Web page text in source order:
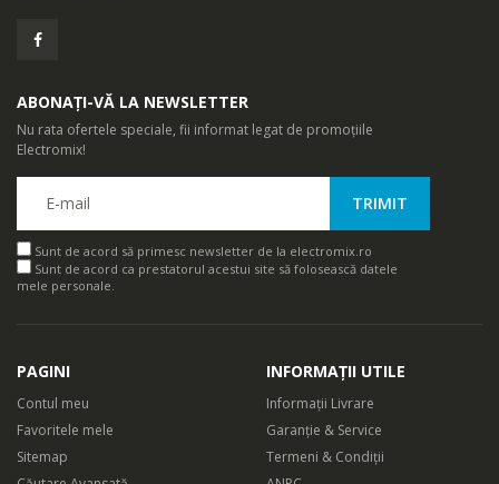
ABONAȚI-VĂ LA NEWSLETTER
Nu rata ofertele speciale, fii informat legat de promoțiile
Electromix!
Sunt de acord să primesc newsletter de la electromix.ro
Sunt de acord ca prestatorul acestui site să folosească datele
mele personale.
PAGINI
Contul meu
Favoritele mele
Sitemap
INFORMAȚII UTILE
Informații Livrare
Garanție & Service
Termeni & Condiții